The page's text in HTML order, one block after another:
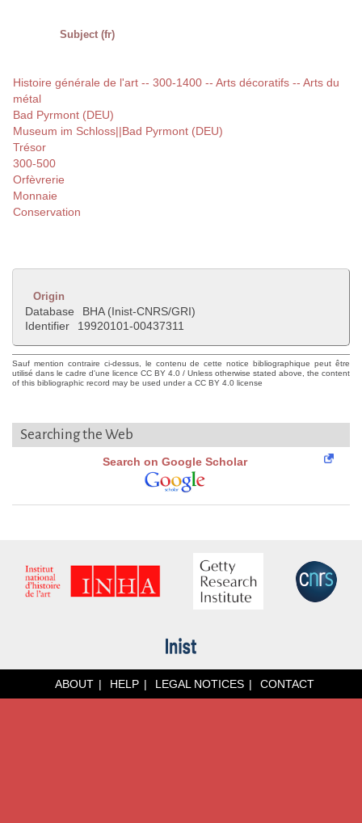
Subject (fr)
Histoire générale de l'art -- 300-1400 -- Arts décoratifs -- Arts du
métal
Bad Pyrmont (DEU)
Museum im Schloss||Bad Pyrmont (DEU)
Trésor
300-500
Orfèvrerie
Monnaie
Conservation
Origin
Database
BHA (Inist-CNRS/GRI)
Identifier
19920101-00437311
Sauf mention contraire ci-dessus, le contenu de cette notice bibliographique peut être
utilisé dans le cadre d'une licence CC BY 4.0 / Unless otherwise stated above, the content
of this bibliographic record may be used under a CC BY 4.0 license
Searching the Web
Search on Google Scholar
ABOUT HELP LEGAL NOTICES CONTACT